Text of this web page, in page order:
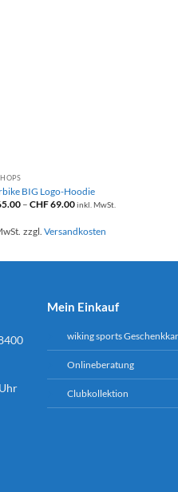
BIG Logo-Hoodie
– CHF69.00inkl. MwSt.
zzgl. Versandkosten
Mein Einkauf
wiking sports
Onlineberatung
Clubkollektion